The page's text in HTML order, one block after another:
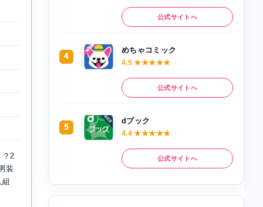
？2
装
公式サイトへ
4
めちゃコミック
4.5 ★★★★★
公式サイトへ
5
dブック
4.4 ★★★★★
公式サイトへ